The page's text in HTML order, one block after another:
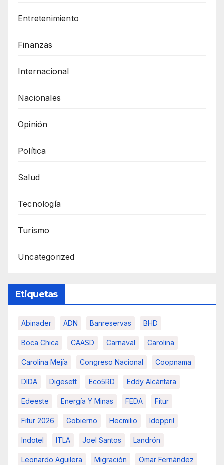
Entretenimiento
Finanzas
Internacional
Nacionales
Opinión
Política
Salud
Tecnología
Turismo
Uncategorized
Etiquetas
Abinader ADN Banreservas BHD
Boca Chica CAASD Carnaval Carolina
Carolina Mejía Congreso Nacional Coopnama
DIDA Digesett Eco5RD Eddy Alcántara
Edeeste Energía Y Minas FEDA Fitur
Fitur 2026 Gobierno Hecmilio Idoppril
Indotel ITLA Joel Santos Landrón
Leonardo Aguilera Migración Omar Fernández